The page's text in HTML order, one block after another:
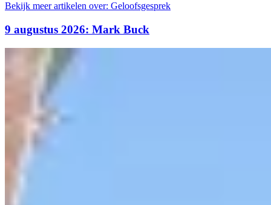
Bekijk meer artikelen over: Geloofsgesprek
9 augustus 2026: Mark Buck